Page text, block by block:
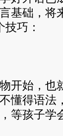
基础，将
巧：
始，也
懂得语法
等孩子学